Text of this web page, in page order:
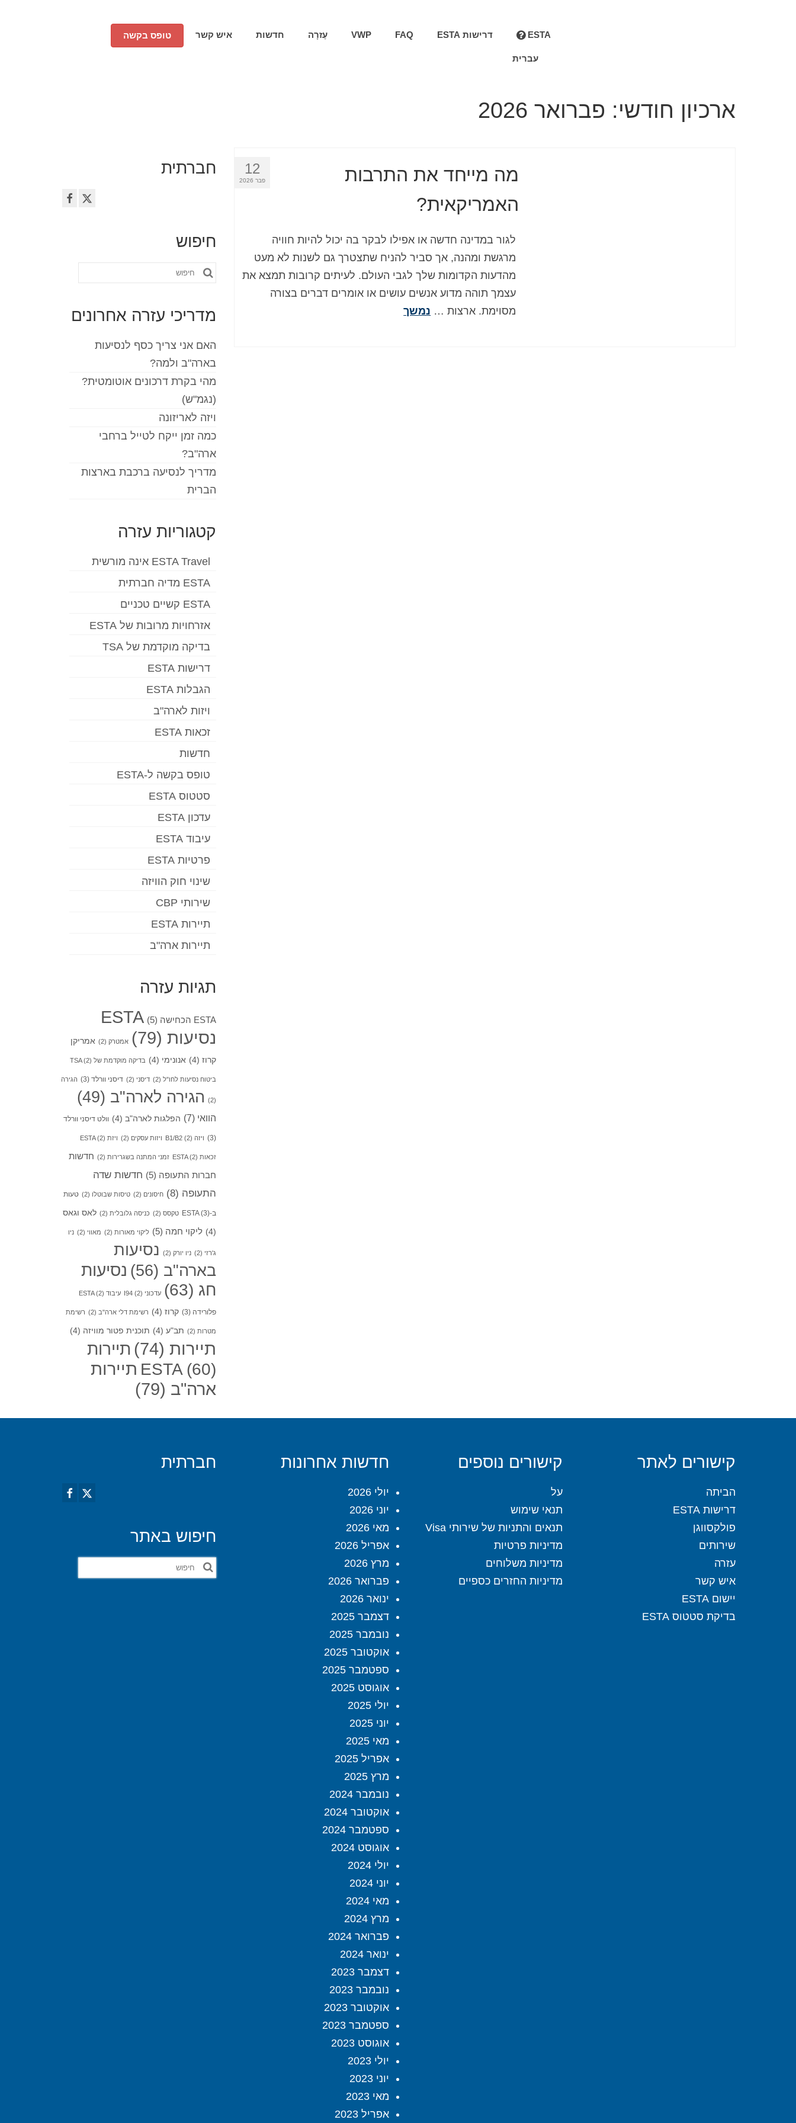
ESTA דרישות ESTA FAQ
VWP עֶזרָה חדשות איש קשר טופס בקשה
עברית
ארכיון חודשי: פברואר 2026
12
פבר 2026
מה מייחד את התרבות
האמריקאית?
לגור במדינה חדשה או אפילו לבקר בה יכול להיות חוויה
מרגשת ומהנה, אך סביר להניח שתצטרך גם לשנות לא מעט
מהדעות הקדומות שלך לגבי העולם. לעיתים קרובות תמצא את
עצמך תוהה מדוע אנשים עושים או אומרים דברים בצורה
מסוימת. ארצות … נמשך
חברתית
חיפוש
חפש
מדריכי עזרה אחרונים
האם אני צריך כסף לנסיעות
בארה"ב ולמה?
מהי בקרת דרכונים אוטומטית?
(נגמ"ש)
ויזה לאריזונה
כמה זמן ייקח לטייל ברחבי
ארה"ב?
מדריך לנסיעה ברכבת בארצות
הברית
קטגוריות עזרה
ESTA Travel אינה מורשית
ESTA מדיה חברתית
ESTA קשיים טכניים
אזרחויות מרובות של ESTA
בדיקה מוקדמת של TSA
דרישות ESTA
הגבלות ESTA
ויזות לארה"ב
זכאות ESTA
חדשות
טופס בקשה ל-ESTA
סטטוס ESTA
עדכון ESTA
עיבוד ESTA
פרטיות ESTA
שינוי חוק הוויזה
שירותי CBP
תיירות ESTA
תיירות ארה"ב
תגיות עזרה
ESTA הכחישה (5)
ESTA
נסיעות (79) אמטרק (2) אמריקן
קרוז (4) אנונימי (4) בדיקה מוקדמת של TSA (2)
ביטוח נסיעות לחו"ל (2) דיסני (2) דיסני וורלד (3) הגירה
(2) הגירה לארה"ב (49)
הוואי (7) הפלגות לארה"ב (4) וולט דיסני וורלד
(3) ויזה B1/B2 (2) ויזות עסקים (2) ויזת ESTA (2)
זכאות ESTA (2) זמני המתנה בשגרירות (2)
חדשות
חברות התעופה (5)
חדשות שדה
התעופה (8) חיסונים (2) טיסות שבוטלו (2) טעות
ב-ESTA(3) טקסס (2) כניסה גלובלית (2) לאס וגאס
(4) ליקוי חמה (5) ליקוי מאורות (2) מאווי (2) ניו
ג'רזי (2) ניו יורק (2)
נסיעות
בארה"ב (56)
נסיעות
חג (63) עדכוני I94 (2) עיבוד ESTA (2)
פלורידה (3) קרוז (4) רשימת דלי ארה"ב (2) רשימת
מטרות (2) תב"ע (4) תוכנית פטור מוויזה (4)
תיירות (74)
תיירות
ESTA(60)
תיירות
ארה"ב (79)
קישורים לאתר
הביתה
דרישות ESTA
פולקסווגן
שירותים
עזרה
איש קשר
יישום ESTA
בדיקת סטטוס ESTA
קישורים נוספים
על
תנאי שימוש
תנאים והתניות של שירותי Visa
מדיניות פרטיות
מדיניות משלוחים
מדיניות החזרים כספיים
חדשות אחרונות
יולי 2026
יוני 2026
מאי 2026
אפריל 2026
מרץ 2026
פברואר 2026
ינואר 2026
דצמבר 2025
נובמבר 2025
אוקטובר 2025
ספטמבר 2025
אוגוסט 2025
יולי 2025
יוני 2025
מאי 2025
אפריל 2025
מרץ 2025
נובמבר 2024
אוקטובר 2024
ספטמבר 2024
אוגוסט 2024
יולי 2024
יוני 2024
מאי 2024
מרץ 2024
פברואר 2024
ינואר 2024
דצמבר 2023
נובמבר 2023
אוקטובר 2023
ספטמבר 2023
אוגוסט 2023
יולי 2023
יוני 2023
מאי 2023
אפריל 2023
חברתית
חיפוש באתר
חפש
את: